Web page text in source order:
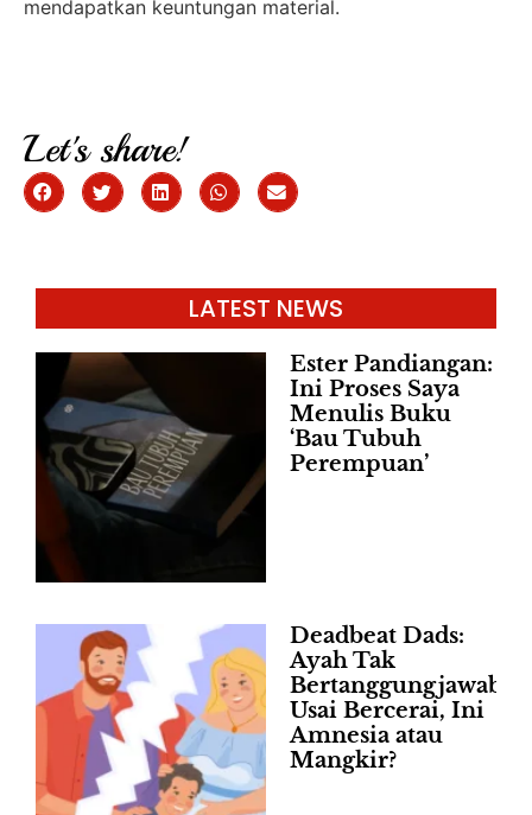
mendapatkan keuntungan material.
Let's share!
LATEST NEWS
Ester Pandiangan:
Ini Proses Saya
Menulis Buku
‘Bau Tubuh
Perempuan’
Deadbeat Dads:
Ayah Tak
Bertanggungjawab
Usai Bercerai, Ini
Amnesia atau
Mangkir?